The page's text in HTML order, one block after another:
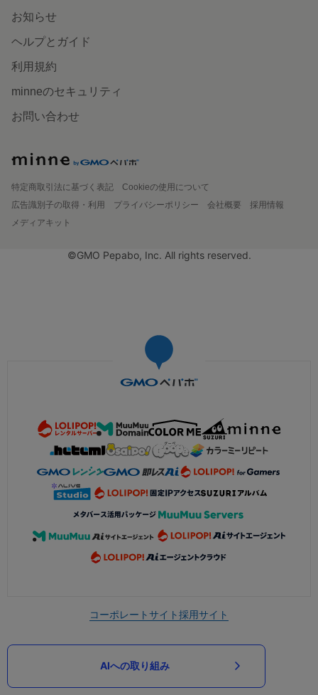
お知らせ
ヘルプとガイド
利用規約
minneのセキュリティ
お問い合わせ
特定商取引法に基づく表記
Cookieの使用について
広告識別子の取得・利用
プライバシーポリシー 会社概要
採用情報
メディアキット
©GMO Pepabo, Inc. All rights reserved.
コーポレートサイト採用サイト
AIへの取り組み